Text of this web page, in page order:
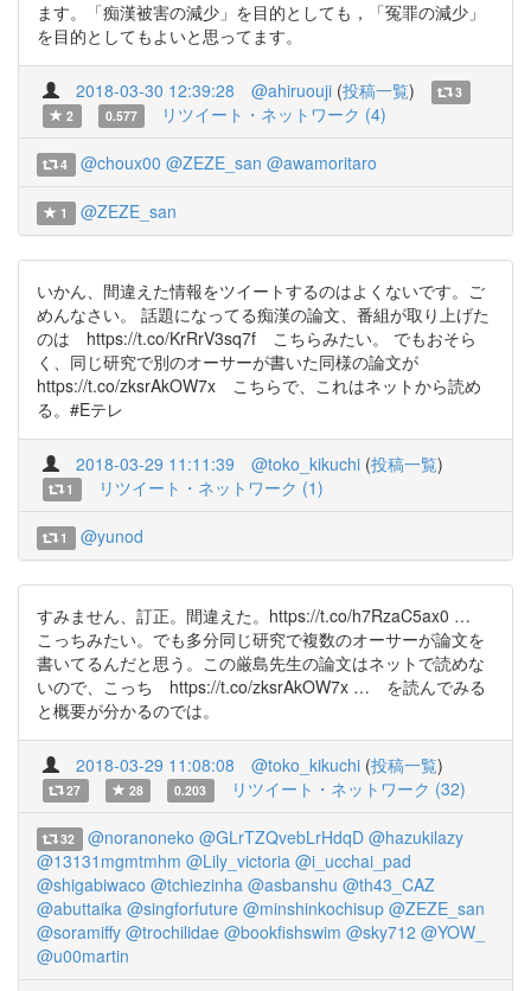
ます。「痴漢被害の減少」を目的としても，「冤罪の減少」
を目的としてもよいと思ってます。
2018-03-30 12:39:28 @ahiruouji (投稿一覧)
3
2
0.577 リツイート・ネットワーク (4)
4 @choux00 @ZEZE_san @awamoritaro
1 @ZEZE_san
いかん、間違えた情報をツイートするのはよくないです。ご
めんなさい。 話題になってる痴漢の論文、番組が取り上げた
のは https://t.co/KrRrV3sq7f こちらみたい。 でもおそら
く、同じ研究で別のオーサーが書いた同様の論文が
https://t.co/zksrAkOW7x こちらで、これはネットから読め
る。#Eテレ
2018-03-29 11:11:39 @toko_kikuchi (投稿一覧)
1 リツイート・ネットワーク (1)
1 @yunod
すみません、訂正。間違えた。https://t.co/h7RzaC5ax0 …
こっちみたい。でも多分同じ研究で複数のオーサーが論文を
書いてるんだと思う。この厳島先生の論文はネットで読めな
いので、こっち https://t.co/zksrAkOW7x … を読んでみる
と概要が分かるのでは。
2018-03-29 11:08:08 @toko_kikuchi (投稿一覧)
27 28 0.203 リツイート・ネットワーク (32)
32 @noranoneko @GLrTZQvebLrHdqD @hazukilazy
@13131mgmtmhm @Lily_victoria @i_ucchai_pad
@shigabiwaco @tchiezinha @asbanshu @th43_CAZ
@abuttaika @singforfuture @minshinkochisup @ZEZE_san
@soramiffy @trochilidae @bookfishswim @sky712 @YOW_
@u00martin